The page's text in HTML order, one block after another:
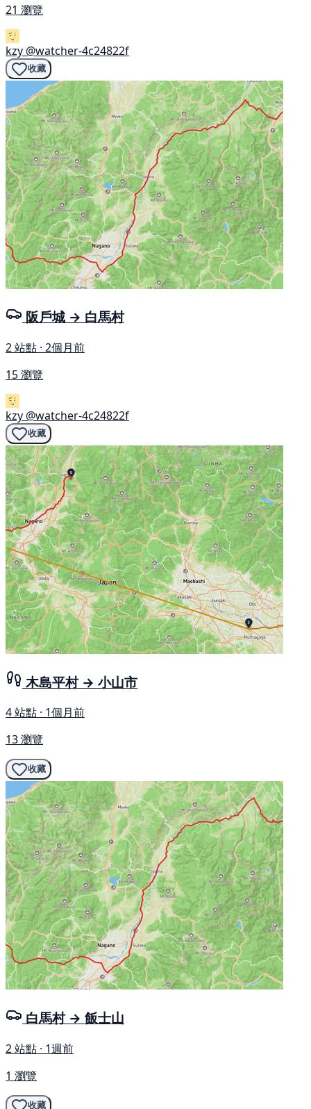
21 瀏覽
kzy @watcher-4c24822f
收藏
阪戶城 → 白馬村
2 站點 · 2個月前
15 瀏覽
kzy @watcher-4c24822f
收藏
木島平村 → 小山市
4 站點 · 1個月前
13 瀏覽
收藏
白馬村 → 飯士山
2 站點 · 1週前
1 瀏覽
收藏